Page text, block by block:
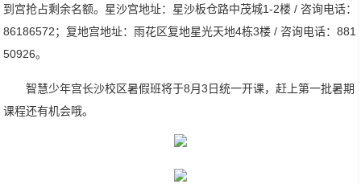
到宫抢占剩余名额。星沙宫地址：星沙板仓路中茂城1-2楼 / 咨询电话：
86186572；复地宫地址：雨花区复地星光天地4栋3楼 / 咨询电话：881
50926。
智慧少年宫长沙校区暑假班将于8月3日统一开课，赶上第一批暑期
课程还有机会哦。